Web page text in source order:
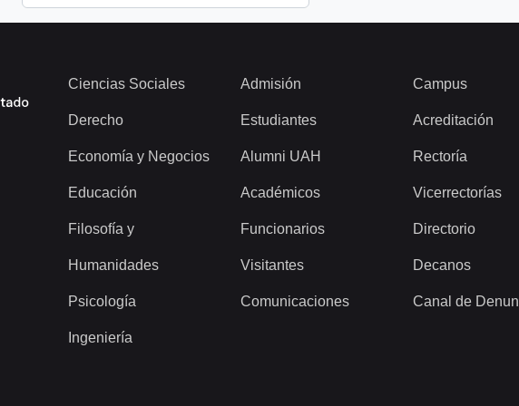
Ciencias Sociales
Derecho
Economía y Negocios
Educación
Filosofía y
Humanidades
Psicología
Ingeniería
Admisión
Estudiantes
Alumni UAH
Académicos
Funcionarios
Visitantes
Comunicaciones
Campus
Acreditación
Rectoría
Vicerrectorías
Directorio
Decanos
Canal de